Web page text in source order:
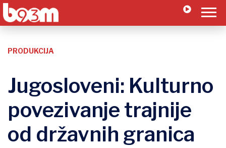
PRODUKCIJA
Jugosloveni: Kulturno
povezivanje trajnije
od državnih granica